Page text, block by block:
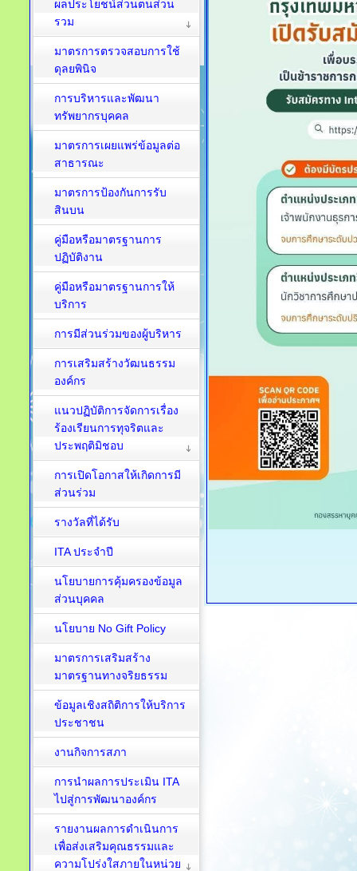
ผลประโยชน์ส่วนตนส่วน
รวม
มาตรการตรวจสอบการใช้
ดุลยพินิจ
การบริหารและพัฒนา
ทรัพยากรบุคคล
มาตรการเผยแพร่ข้อมูลต่อ
สาธารณะ
มาตรการป้องกันการรับ
สินบน
คู่มือหรือมาตรฐานการ
ปฏิบัติงาน
คู่มือหรือมาตรฐานการให้
บริการ
การมีส่วนร่วมของผู้บริหาร
การเสริมสร้างวัฒนธรรม
องค์กร
แนวปฏิบัติการจัดการเรื่อง
ร้องเรียนการทุจริตและ
ประพฤติมิชอบ
การเปิดโอกาสให้เกิดการมี
ส่วนร่วม
รางวัลที่ได้รับ
ITA ประจำปี
นโยบายการคุ้มครองข้อมูล
ส่วนบุคคล
นโยบาย No Gift Policy
มาตรการเสริมสร้าง
มาตรฐานทางจริยธรรม
ข้อมูลเชิงสถิติการให้บริการ
ประชาชน
งานกิจการสภา
การนำผลการประเมิน ITA
ไปสู่การพัฒนาองค์กร
รายงานผลการดำเนินการ
เพื่อส่งเสริมคุณธรรมและ
ความโปร่งใสภายในหน่วย